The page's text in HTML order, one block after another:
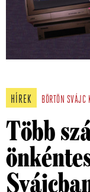
HÍREK BÖRTÖN SVÁJC
Több